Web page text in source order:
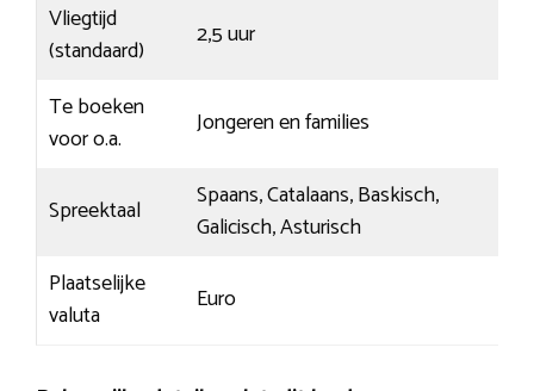
Vliegtijd
(standaard)
2,5 uur
Te boeken
voor o.a.
Jongeren en families
Spreektaal
Spaans, Catalaans, Baskisch,
Galicisch, Asturisch
Plaatselijke
valuta
Euro